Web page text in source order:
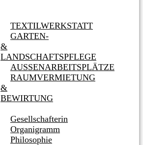
TEXTILWERKSTATT
GARTEN-
&
LANDSCHAFTSPFLEGE
AUSSENARBEITSPLÄTZE
RAUMVERMIETUNG
&
BEWIRTUNG
Gesellschafterin
Organigramm
Philosophie